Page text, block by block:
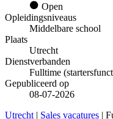
Open
Opleidingsniveaus
Middelbare school
Plaats
Utrecht
Dienstverbanden
Fulltime
Gepubliceerd op
08-07-2026
Utrecht | Sales vacatures |